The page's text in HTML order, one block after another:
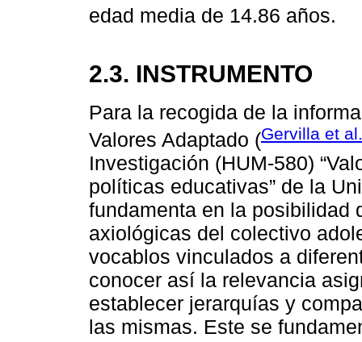
edad media de 14.86 años.
2.3. INSTRUMENTO
Para la recogida de la
Valores Adaptado (Gervilla et
Investigación (HUM-580)
políticas educativas” de la
fundamenta en la posibilidad
axiológicas del colectivo
vocablos vinculados a
conocer así la relevancia
establecer jerarquías y
las mismas. Este se